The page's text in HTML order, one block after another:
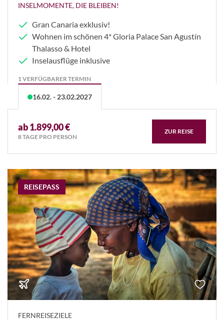
INSELMOMENTE, DIE BLEIBEN!
Gran Canaria exklusiv!
Wohnen im schönen 4* Gloria Palace San Agustín
Thalasso & Hotel
Inselausflüge inklusive
1 VERFÜGBARER TERMIN
16.02. - 23.02.2027
ab 1.899,00 €
8 TAGE PRO PERSON
ZUR REISE
REISEPASS
FERNREISEZIELE